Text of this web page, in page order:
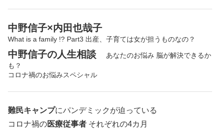
中野信子×内田也哉子
What is a family !? Part3 出産、子育ては女が担うものなの？
中野信子の人生相談
あなたのお悩み 脳が解決できるか
も？
コロナ禍のお悩みスペシャル
難民キャンプにパンデミックが迫っている
コロナ禍の医療従事者 それぞれの4カ月